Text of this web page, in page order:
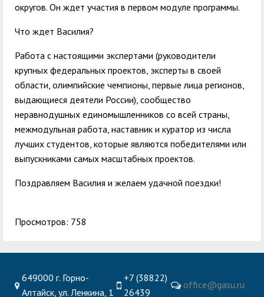
округов. Он ждет участия в первом модуле программы.
Что ждет Василия?
Работа с настоящими экспертами (руководители
крупных федеральных проектов, эксперты в своей
области, олимпийские чемпионы, первые лица регионов,
выдающиеся деятели России), сообщество
неравнодушных единомышленников со всей страны,
межмодульная работа, наставник и куратор из числа
лучших студентов, которые являются победителями или
выпускниками самых масштабных проектов.
Поздравляем Василия и желаем удачной поездки!
Просмотров: 758
649000 г. Горно-
Алтайск, ул. Ленкина, 1
+7 (38822)
26439
office@gasu.ru